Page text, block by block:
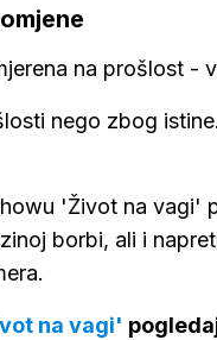
na prošlost -
nego zbog
'Život na
borbi, ali i
na vagi'